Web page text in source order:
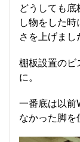
どうしても
し物をした
さを上げまし
棚板設置のビ
に。
一番底は以前
なかった脚を